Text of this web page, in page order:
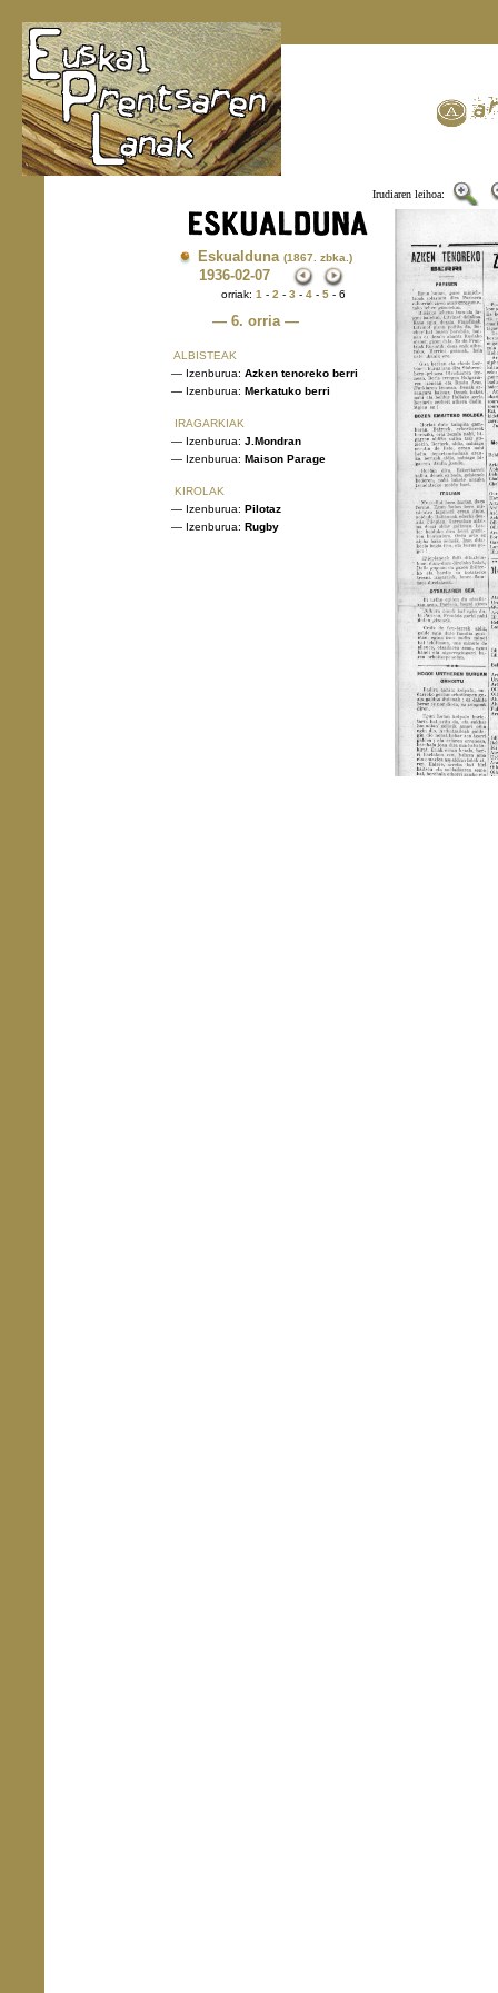
Irudiaren leihoa:
Eskualduna (1867. zbka.)
1936-02-07
orriak: 1 - 2 - 3 - 4- 5- 6
— 6. orria —
ALBISTEAK
— Izenburua: Azken tenoreko berri
— Izenburua: Merkatuko berri
IRAGARKIAK
— Izenburua: J.Mondran
— Izenburua: Maison Parage
KIROLAK
— Izenburua: Pilotaz
— Izenburua: Rugby